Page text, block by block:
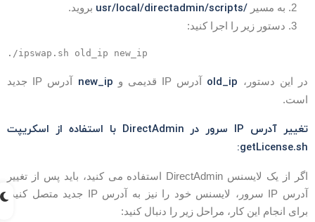
به مسیر/usr/local/directadmin/scripts
بروید.
دستور زیر را اجرا کنید:
این دستور، old_ip آدرس IP قدیمی و new_ip
آدرس IP جدید
تغییر آدرس IP سرور در DirectAdmin با استفاده از اسکریپت
اگر از یک لایسنس DirectAdmin استفاده می کنید، باید پس از تغییر
آدرس IP سرور، لایسنس خود را نیز به آدرس IP جدید متصل کنید.
انجام این کار، مراحل زیر را دنبال کنید: